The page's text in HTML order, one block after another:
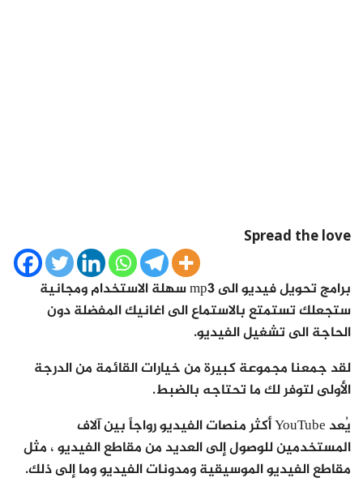
Spread the love
برامج تحويل فيديو الى mp3 سهلة الاستخدام ومجانية
ستجعلك تستمتع بالاستماع الى اغانيك المفضلة دون
الحاجة الى تشغيل الفيديو.
لقد جمعنا مجموعة كبيرة من خيارات القائمة من الدرجة
الأولى لتوفر لك ما تحتاجه بالضبط.
يُعد YouTube أكثر منصات الفيديو رواجاً بين آلاف
المستخدمين للوصول إلى العديد من مقاطع الفيديو ، مثل
مقاطع الفيديو الموسيقية ومدونات الفيديو وما إلى ذلك.